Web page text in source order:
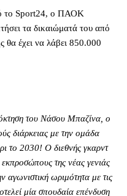
το Sport24, ο ΠΑΟΚ
τα δικαιώματά του από
θα έχει να λάβει 850.000
του Νάσου Μπαζίνα, ο
διάρκειας με την ομάδα
το 2030! Ο διεθνής γκαρντ
της νέας γενιάς
αγωνιστική ωριμότητα με τις
μία σπουδαία επένδυση